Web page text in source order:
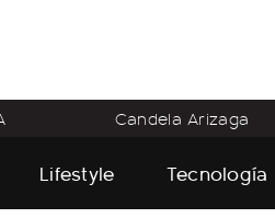
Candela Arizaga
Lifestyle Tecnología